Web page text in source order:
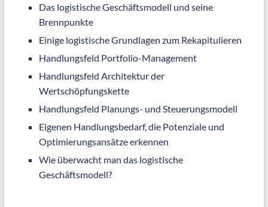
Das logistische Geschäftsmodell und seine
Brennpunkte
Einige logistische Grundlagen zum Rekapitulieren
Handlungsfeld Portfolio-Management
Handlungsfeld Architektur der
Wertschöpfungskette
Handlungsfeld Planungs- und Steuerungsmodell
Eigenen Handlungsbedarf, die Potenziale und
Optimierungsansätze erkennen
Wie überwacht man das logistische
Geschäftsmodell?